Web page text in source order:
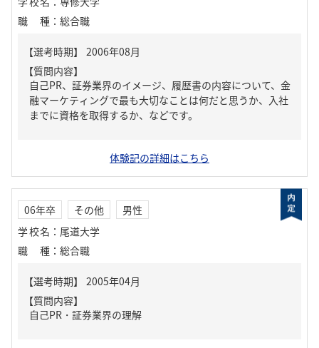
職種 ： 総合職
【質問内容】
自己PR、証券業界のイメージ、履歴書の内容について、金
融マーケティングで最も大切なことは何だと思うか、入社
までに資格を取得するか、などです。
体験記の詳細はこちら
06年卒 その他
男性
学校名 ： 尾道大学
職種 ： 総合職
【質問内容】
自己PR・証券業界の理解